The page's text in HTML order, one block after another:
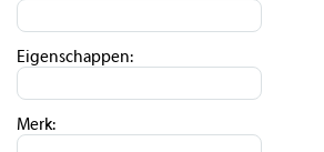
Eigenschappen:
Merk: